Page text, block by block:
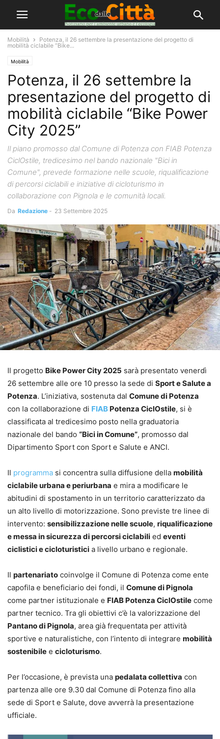
Mobilità
Potenza, il 26 settembre la presentazione del progetto di
mobilità ciclabile “Bike...
Mobilità
Potenza, il 26 settembre la
presentazione del progetto di
mobilità ciclabile “Bike Power
City 2025”
Il piano promosso dal Comune di Potenza con FIAB Potenza
CiclOstile, tredicesimo nel bando nazionale "Bici in
Comune", prevede formazione nelle scuole, riqualificazione
di percorsi ciclabili e iniziative di cicloturismo in
collaborazione con Pignola e le comunità locali.
Da Redazione - 23 Settembre 2025
Il progetto Bike Power City 2025 sarà presentato venerdì
26 settembre alle ore 10 presso la sede di Sport e Salute a
Potenza. L’iniziativa, sostenuta dal Comune di Potenza
con la collaborazione di FIAB Potenza CiclOstile, si è
classificata al tredicesimo posto nella graduatoria
nazionale del bando “Bici in Comune”, promosso dal
Dipartimento Sport con Sport e Salute e ANCI.
Il programma si concentra sulla diffusione della mobilità
ciclabile urbana e periurbana e mira a modificare le
abitudini di spostamento in un territorio caratterizzato da
un alto livello di motorizzazione. Sono previste tre linee di
intervento: sensibilizzazione nelle scuole, riqualificazione
e messa in sicurezza di percorsi ciclabili ed eventi
ciclistici e cicloturistici a livello urbano e regionale.
Il partenariato coinvolge il Comune di Potenza come ente
capofila e beneficiario dei fondi, il Comune di Pignola
come partner istituzionale e FIAB Potenza CiclOstile come
partner tecnico. Tra gli obiettivi c’è la valorizzazione del
Pantano di Pignola, area già frequentata per attività
sportive e naturalistiche, con l’intento di integrare mobilità
sostenibile e cicloturismo.
Per l’occasione, è prevista una pedalata collettiva con
partenza alle ore 9.30 dal Comune di Potenza fino alla
sede di Sport e Salute, dove avverrà la presentazione
ufficiale.